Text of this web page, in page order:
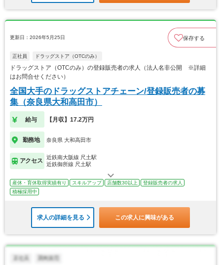
更新日：2026年5月25日 保存する
正社員 ドラッグストア（OTCのみ）
ドラッグストア（OTCのみ）の登録販売者の求人（法人名非公開 ※詳細
はお問合せください）
全国大手のドラッグストアチェーン/登録販売者の募
集（奈良県大和高田市）
給与 【月収】17.2万円
勤務地 奈良県 大和高田市
アクセス
近鉄南大阪線 尺土駅
近鉄御所線 尺土駅
産休・育休取得実績有り スキルアップ 店舗数30以上
登録販売者の求人
積極採用中
求人の詳細を見る この求人に興味がある